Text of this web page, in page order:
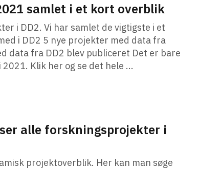
samlet i et kort overblik
i DD2. Vi har samlet de vigtigste i et
i DD2 5 nye projekter med data fra
data fra DD2 blev publiceret Det er bare
Klik her og se det hele ...
alle forskningsprojekter i
projektoverblik. Her kan man søge